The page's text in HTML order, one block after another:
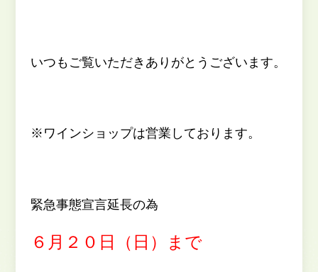
いつもご覧いただきありがとうございます。
※ワインショップは営業しております。
緊急事態宣言延長の為
６月２０日（日）まで